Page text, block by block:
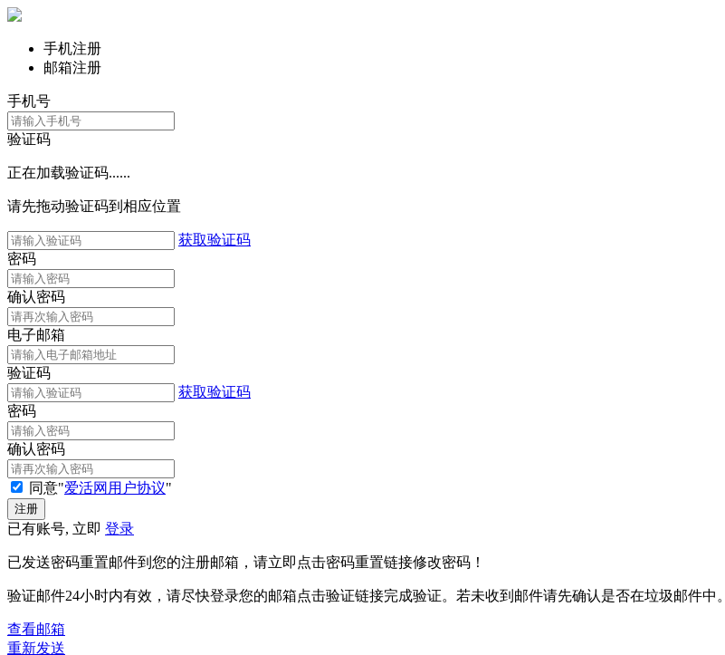
手机注册
邮箱注册
手机号
验证码
正在加载验证码......
请先拖动验证码到相应位置
获取验证码
密码
确认密码
电子邮箱
验证码
获取验证码
密码
确认密码
同意"爱活网用户协议"
已有账号, 立即 登录
已发送密码重置邮件到您的注册邮箱，请立即点击密码重置链接修改密码！
验证邮件24小时内有效，请尽快登录您的邮箱点击验证链接完成验证。若未收到邮件请先确认是否在垃圾邮件中。
查看邮箱
重新发送